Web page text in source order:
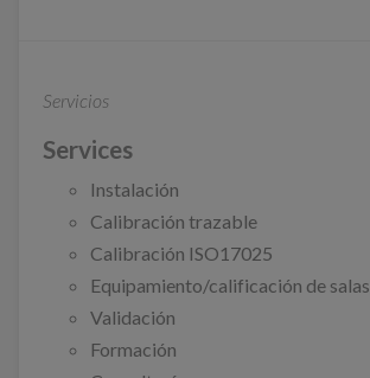
Servicios
Services
Instalación
Calibración trazable
Calibración ISO17025
Equipamiento/calificación de salas
Validación
Formación